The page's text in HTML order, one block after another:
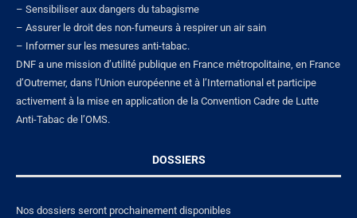
– Sensibiliser aux dangers du tabagisme
– Assurer le droit des non-fumeurs à respirer un air sain
– Informer sur les mesures anti-tabac.
DNF a une mission d’utilité publique en France métropolitaine, en France
d’Outremer, dans l’Union européenne et à l’International et participe
activement à la mise en application de la Convention Cadre de Lutte
Anti-Tabac de l’OMS.
DOSSIERS
Nos dossiers seront prochainement disponibles